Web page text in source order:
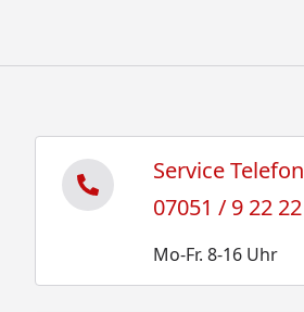
Service Telefon
07051 / 9 22 22
Mo-Fr. 8-16 Uhr